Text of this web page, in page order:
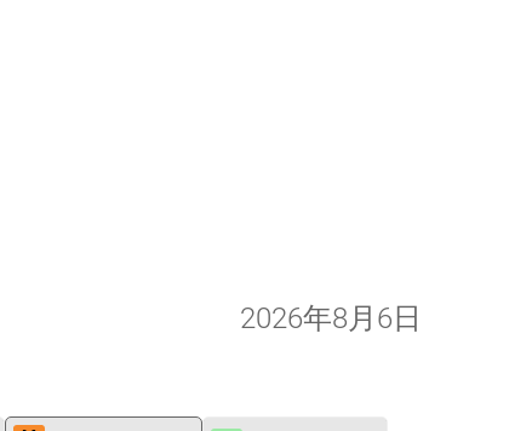
2026年8月6日